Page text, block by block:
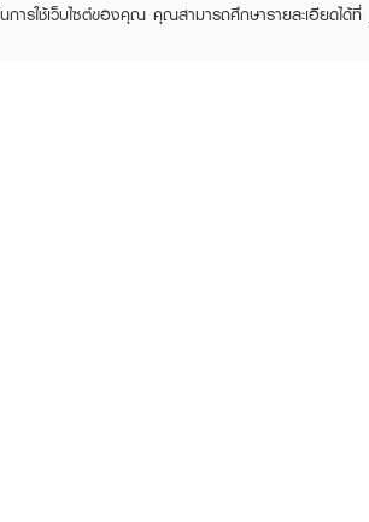
ารใช้เว็บไซต์ของคุณ คุณสามารถศึกษารายละเอียดได้ที่